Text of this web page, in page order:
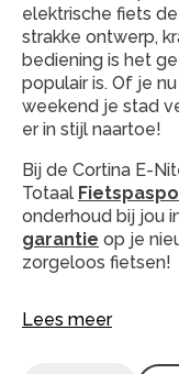
elektrische fiets
strakke ontwerp,
bediening is het
populair is. Of je
weekend je stad
er in stijl naartoe!
Bij de Cortina E-
Totaal
onderhoud bij jou
garantie op je
zorgeloos fietsen!
Lees meer